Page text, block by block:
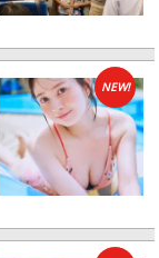
NEW!